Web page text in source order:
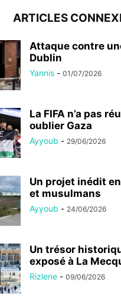
ARTICLES
Attaque contre
Dublin
Yannis - 01/07/2026
La FIFA n’a pas
oublier Gaza
Ayyoub - 29/06/2026
Un projet inédit
et musulmans
Ayyoub - 24/06/2026
Un trésor
exposé à La
Rizlene - 09/06/2026